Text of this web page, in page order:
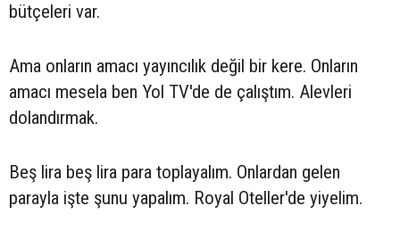
bütçeleri var.
Ama onların amacı yayıncılık değil bir kere. Onların
amacı mesela ben Yol TV'de de çalıştım. Alevleri
dolandırmak.
Beş lira beş lira para toplayalım. Onlardan gelen
parayla işte şunu yapalım. Royal Oteller'de yiyelim.